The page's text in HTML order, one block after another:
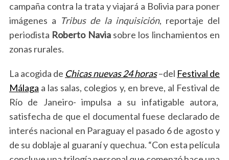
campaña contra la trata y viajará a Bolivia para poner
imágenes a Tribus de la inquisición, reportaje del
periodista Roberto Naviasobre los linchamientos en
zonas rurales.
La acogida de Chicas nuevas 24 horas–del Festival de
Málaga a las salas, colegios y, en breve, al Festival de
Río de Janeiro- impulsa a su infatigable autora,
satisfecha de que el documental fuese declarado de
interés nacional en Paraguay el pasado 6 de agosto y
de su doblaje al guaraní y quechua. “Con esta película
f
o
: